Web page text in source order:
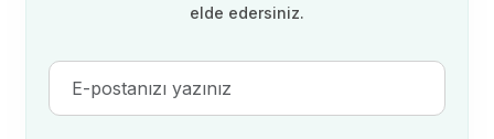
elde edersiniz.